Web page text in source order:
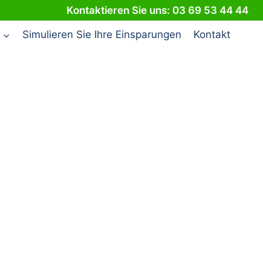
Kontaktieren Sie uns: 03 69 53 44 44
Simulieren Sie Ihre Einsparungen Kontakt